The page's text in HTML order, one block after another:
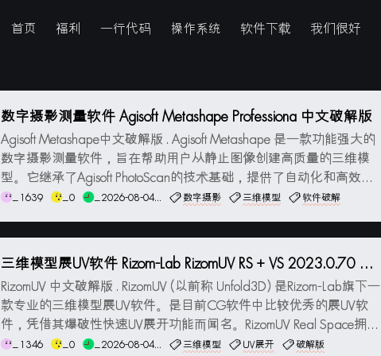
首页 福利 一行代码 操作系统 软件下载 我们很好
数字摄影测量软件 Agisoft Metashape Professiona 中文破解版
Agisoft Metashape中文破解版 . Agisoft Metashape 是一款功能强大的
数字摄影测量软件，旨在帮助用户从静止图像创建高质量的三维模
型。它继承了Agisoft PhotoScan的技术基础，提供了自动化和高效的
摄影测量解决方案。Metashape能够处理来自不同来源的影像数据，
_1639 _0 _2026-08-04... 数字摄影 三维模型 软件破解
三维模型展UV软件 Rizom-Lab RizomUV RS + VS 2023.0.70 破
解版
RizomUV 中文破解版 . RizomUV (以前称 Unfold3D) 是Rizom-Lab旗下一
款专业的三维模型展UV软件。是目前CG软件中比较优秀的展UV软
件，凭借其爆破性快速UV展开功能而闻名。RizomUV Real Space拥有
RizomUV Virtual Space的所有功能，但在创建和处理UV映射时使用非
_1346 _0 _2026-08-04... 三维模型 UV展开 破解版